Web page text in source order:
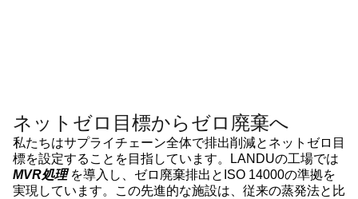
ネットゼロ目標からゼロ廃棄へ
私たちはサプライチェーン全体で排出削減とネットゼロ目
標を設定することを目指しています。LANDUの工場では
MVR処理を導入し、ゼロ廃棄排出とISO 14000の準拠を
実現しています。この先進的な施設は、従来の蒸発法と比